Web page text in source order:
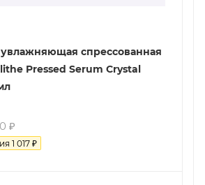
спреcсованная
Pressed Serum Crystal
₽
1 017 ₽